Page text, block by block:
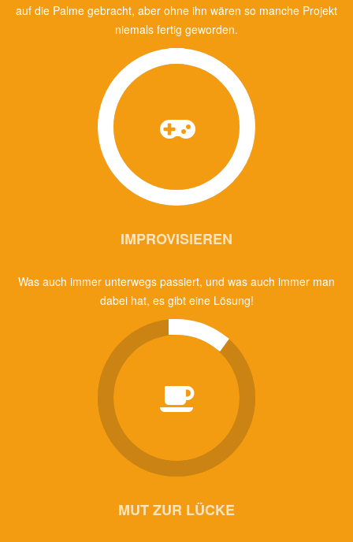
auf die Palme gebracht, aber ohne ihn wären so manche Projekt
niemals fertig geworden.
IMPROVISIEREN
Was auch immer unterwegs passiert, und was auch immer man
dabei hat, es gibt eine Lösung!
MUT ZUR LÜCKE